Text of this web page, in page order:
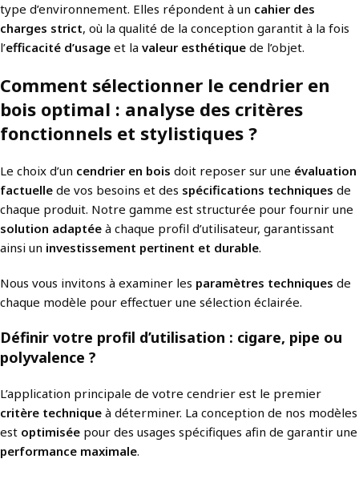
type d’environnement. Elles répondent à un cahier des
charges strict, où la qualité de la conception garantit à la fois
l’efficacité d’usage et la valeur esthétique de l’objet.
Comment sélectionner le cendrier en
bois optimal : analyse des critères
fonctionnels et stylistiques ?
Le choix d’un cendrier en bois doit reposer sur une évaluation
factuelle de vos besoins et des spécifications techniques de
chaque produit. Notre gamme est structurée pour fournir une
solution adaptée à chaque profil d’utilisateur, garantissant
ainsi un investissement pertinent et durable.
Nous vous invitons à examiner les paramètres techniques de
chaque modèle pour effectuer une sélection éclairée.
Définir votre profil d’utilisation : cigare, pipe ou
polyvalence ?
L’application principale de votre cendrier est le premier
critère technique à déterminer. La conception de nos modèles
est optimisée pour des usages spécifiques afin de garantir une
performance maximale.